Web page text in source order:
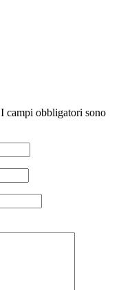
I campi obbligatori sono